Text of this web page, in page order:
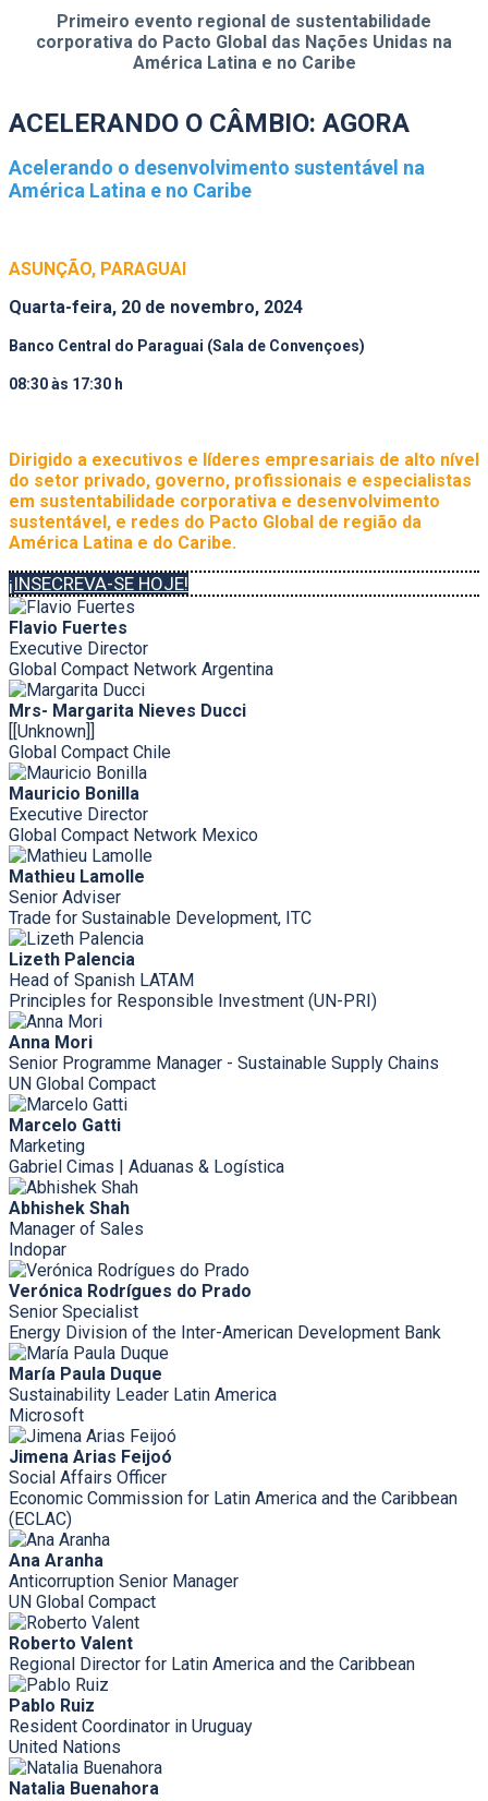
Primeiro evento regional de sustentabilidade
corporativa do Pacto Global das Nações Unidas na
América Latina e no Caribe
ACELERANDO O CÂMBIO: AGORA
Acelerando o desenvolvimento sustentável na
América Latina e no Caribe
ASUNÇÃO, PARAGUAI
Quarta-feira, 20 de novembro, 2024
Banco Central do Paraguai (Sala de Convençoes)
08:30 às 17:30 h
Dirigido a executivos e líderes empresariais de alto nível
do setor privado, governo, profissionais e especialistas
em sustentabilidade corporativa e desenvolvimento
sustentável, e redes do Pacto Global de região da
América Latina e do Caribe.
¡INSECREVA-SE HOJE!
Flavio Fuertes
Executive Director
Global Compact Network Argentina
Mrs- Margarita Nieves Ducci
[[Unknown]]
Global Compact Chile
Mauricio Bonilla
Executive Director
Global Compact Network Mexico
Mathieu Lamolle
Senior Adviser
Trade for Sustainable Development, ITC
Lizeth Palencia
Head of Spanish LATAM
Principles for Responsible Investment (UN-PRI)
Anna Mori
Senior Programme Manager - Sustainable Supply Chains
UN Global Compact
Marcelo Gatti
Marketing
Gabriel Cimas | Aduanas & Logística
Abhishek Shah
Manager of Sales
Indopar
Verónica Rodrígues do Prado
Senior Specialist
Energy Division of the Inter-American Development Bank
María Paula Duque
Sustainability Leader Latin America
Microsoft
Jimena Arias Feijoó
Social Affairs Officer
Economic Commission for Latin America and the Caribbean
(ECLAC)
Ana Aranha
Anticorruption Senior Manager
UN Global Compact
Roberto Valent
Regional Director for Latin America and the Caribbean
Pablo Ruiz
Resident Coordinator in Uruguay
United Nations
Natalia Buenahora